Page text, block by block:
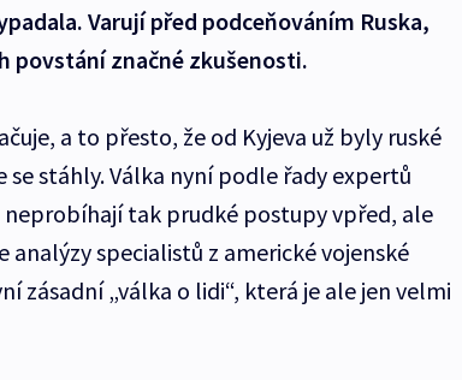
Varují před podceňováním Ruska,
povstání značné zkušenosti.
a to přesto, že od Kyjeva už byly ruské
stáhly. Válka nyní podle řady expertů
tak prudké postupy vpřed, ale
analýzy specialistů z americké vojenské
zásadní „válka o lidi“, která je ale jen velmi